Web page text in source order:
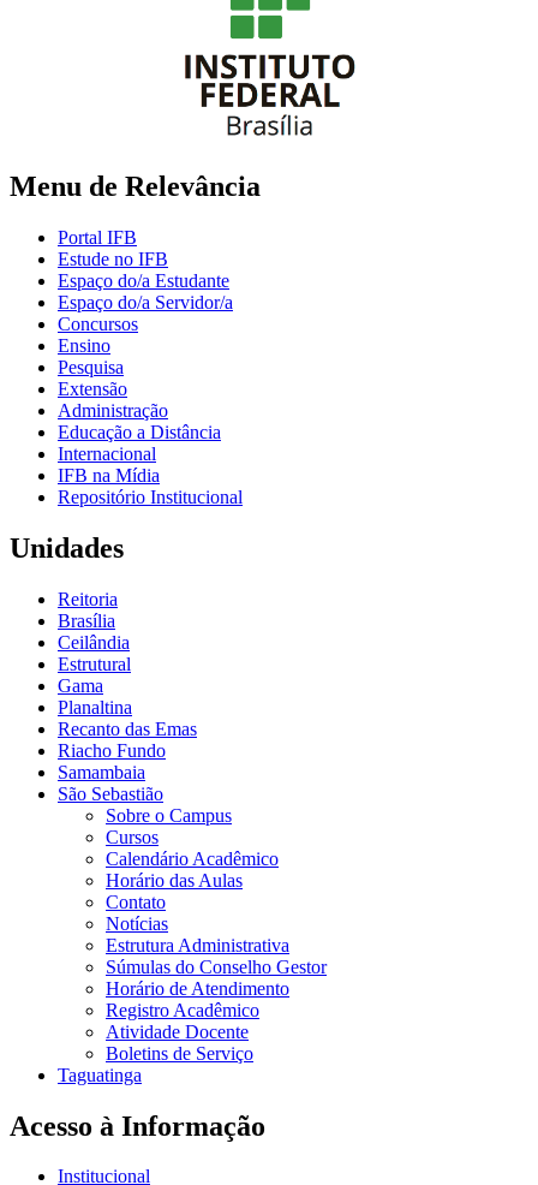
Menu de Relevância
Portal IFB
Estude no IFB
Espaço do/a Estudante
Espaço do/a Servidor/a
Concursos
Ensino
Pesquisa
Extensão
Administração
Educação a Distância
Internacional
IFB na Mídia
Repositório Institucional
Unidades
Reitoria
Brasília
Ceilândia
Estrutural
Gama
Planaltina
Recanto das Emas
Riacho Fundo
Samambaia
São Sebastião
Sobre o Campus
Cursos
Calendário Acadêmico
Horário das Aulas
Contato
Notícias
Estrutura Administrativa
Súmulas do Conselho Gestor
Horário de Atendimento
Registro Acadêmico
Atividade Docente
Boletins de Serviço
Taguatinga
Acesso à Informação
Institucional